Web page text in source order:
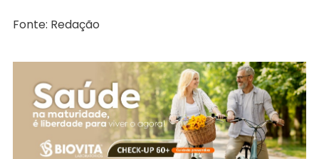
Fonte: Redação